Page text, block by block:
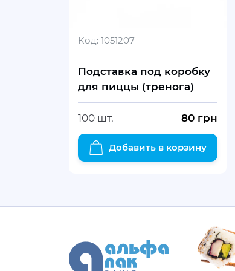
Код: 1051207
Подставка под коробку
для пиццы (тренога)
100 шт. 80 грн
Добавить в корзину